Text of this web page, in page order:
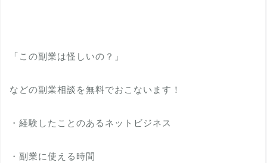
「この副業は怪しいの？」
などの副業相談を無料でおこないます！
・経験したことのあるネットビジネス
・副業に使える時間